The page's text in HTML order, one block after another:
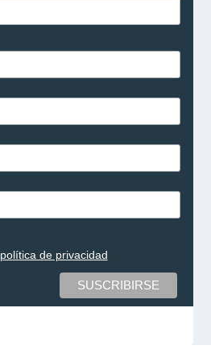
política de privacidad